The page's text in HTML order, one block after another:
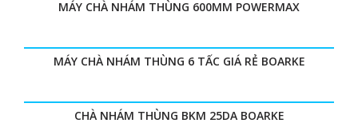
MÁY CHÀ NHÁM THÙNG 600MM POWERMAX
MÁY CHÀ NHÁM THÙNG 6 TẤC GIÁ RẺ BOARKE
CHÀ NHÁM THÙNG BKM 25DA BOARKE